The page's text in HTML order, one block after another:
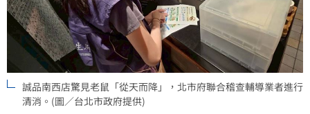
誠品南西店驚見老鼠「從天而降」，北市府聯合稽查輔導業者進行
清消。(圖／台北市政府提供)